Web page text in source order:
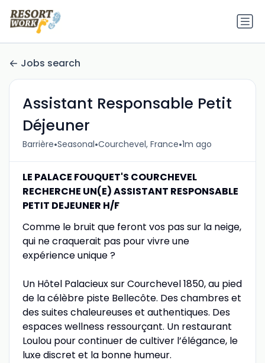
Jobs search
Assistant Responsable Petit
Déjeuner
Barrière•Seasonal•Courchevel, France•1m ago
LE PALACE FOUQUET'S COURCHEVEL
RECHERCHE UN(E) ASSISTANT RESPONSABLE
PETIT DEJEUNER H/F
Comme le bruit que feront vos pas sur la neige,
qui ne craquerait pas pour vivre une
expérience unique ?
Un Hôtel Palacieux sur Courchevel 1850, au pied
de la célèbre piste Bellecôte. Des chambres et
des suites chaleureuses et authentiques. Des
espaces wellness ressourçant. Un restaurant
Loulou pour continuer de cultiver l’élégance, le
luxe discret et la bonne humeur.